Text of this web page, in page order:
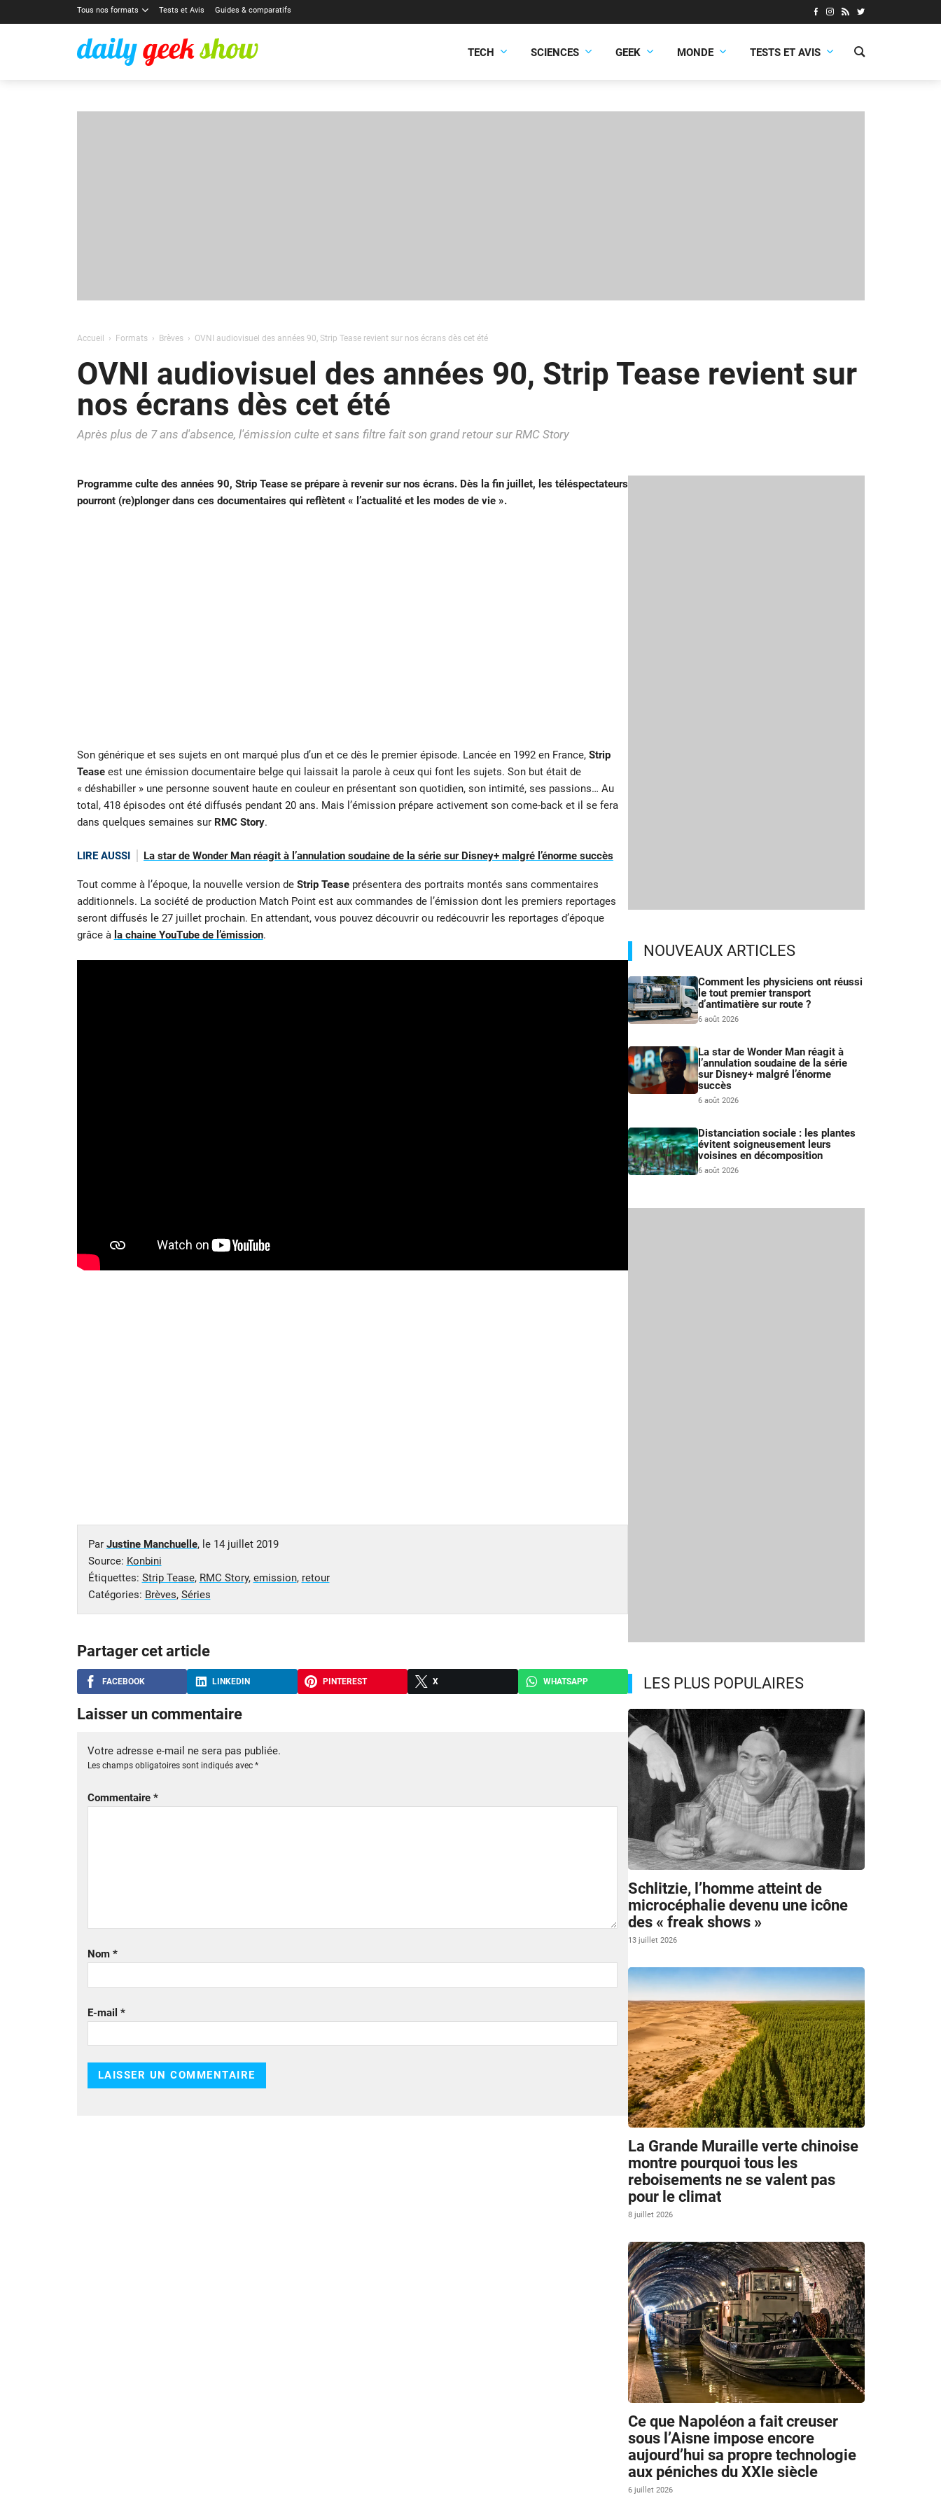
Tous nos formats Tests et Avis Guides & comparatifs
TECH SCIENCES GEEK MONDE TESTS ET AVIS
Accueil Formats Brèves OVNI audiovisuel des années 90, Strip Tease revient sur nos écrans dès cet été
OVNI audiovisuel des années 90, Strip Tease revient sur
nos écrans dès cet été
Après plus de 7 ans d'absence, l'émission culte et sans filtre fait son grand retour sur RMC Story
Programme culte des années 90, Strip Tease se prépare à revenir sur nos écrans. Dès la fin juillet, les téléspectateurs
pourront (re)plonger dans ces documentaires qui reflètent « l’actualité et les modes de vie ».
Son générique et ses sujets en ont marqué plus d’un et ce dès le premier épisode. Lancée en 1992 en France, Strip
Teaseest une émission documentaire belge qui laissait la parole à ceux qui font les sujets. Son but était de
« déshabiller » une personne souvent haute en couleur en présentant son quotidien, son intimité, ses passions… Au
total, 418 épisodes ont été diffusés pendant 20 ans. Mais l’émission prépare activement son come-back et il se fera
dans quelques semaines sur RMC Story.
LIRE AUSSI La star de Wonder Man réagit à l’annulation soudaine de la série sur Disney+ malgré l’énorme succès
Tout comme à l’époque, la nouvelle version deStrip Teaseprésentera des portraits montés sans commentaires
additionnels. La société de production Match Point est aux commandes de l’émission dont les premiers reportages
seront diffusés le 27 juillet prochain. En attendant, vous pouvez découvrir ou redécouvrir les reportages d’époque
grâce à la chaine YouTube de l’émission.
Par Justine Manchuelle, le 14 juillet 2019
Source: Konbini
Étiquettes: Strip Tease, RMC Story, emission, retour
Catégories: Brèves, Séries
Partager cet article
FACEBOOK LINKEDIN PINTEREST X WHATSAPP
Laisser un commentaire
Votre adresse e-mail ne sera pas publiée.
Les champs obligatoires sont indiqués avec *
Commentaire *
Nom *
E-mail *
NOUVEAUX ARTICLES
Comment les physiciens ont réussi
le tout premier transport
d’antimatière sur route ?
6 août 2026
La star de Wonder Man réagit à
l’annulation soudaine de la série
sur Disney+ malgré l’énorme
succès
6 août 2026
Distanciation sociale : les plantes
évitent soigneusement leurs
voisines en décomposition
6 août 2026
LES PLUS POPULAIRES
Schlitzie, l’homme atteint de
microcéphalie devenu une icône
des « freak shows »
13 juillet 2026
La Grande Muraille verte chinoise
montre pourquoi tous les
reboisements ne se valent pas
pour le climat
8 juillet 2026
Ce que Napoléon a fait creuser
sous l’Aisne impose encore
aujourd’hui sa propre technologie
aux péniches du XXIe siècle
6 juillet 2026